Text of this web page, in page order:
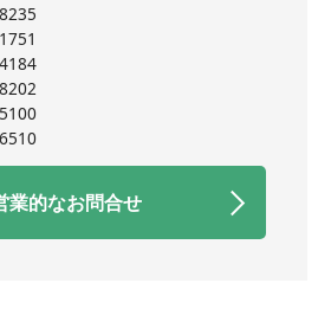
業的なお問合せ